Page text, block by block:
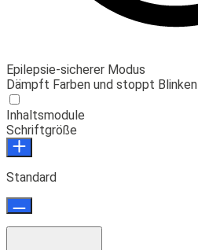
Epilepsie-sicherer Modus
Dämpft Farben und stoppt Blinken
Inhaltsmodule
Schriftgröße
Standard